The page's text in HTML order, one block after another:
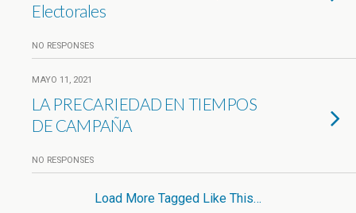
Electorales
NO RESPONSES
MAYO 11, 2021
LA PRECARIEDAD EN TIEMPOS
DE CAMPAÑA
NO RESPONSES
Load More Tagged Like This…